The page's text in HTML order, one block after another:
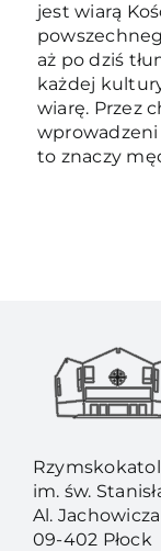
jest wiarą
aż po dziś
każdej
wiarę. Przez
to znaczy
im. św.
Al.
09-402 Płock